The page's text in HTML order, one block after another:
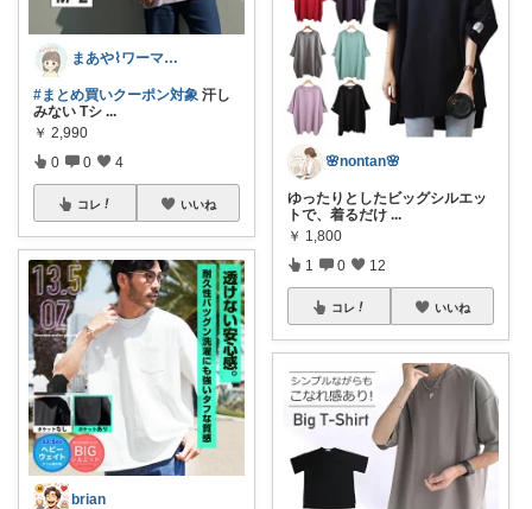
まあや⌇ワーママの暮らしとインテリア𓍯
#まとめ買いクーポン対象 汗し
みない Tシ ...
￥ 2,990
0 0 4
コレ いいね
brian
🌸nontan🌸
ゆったりとしたビッグシルエッ
トで、着るだけ ...
￥ 1,800
1 0 12
コレ いいね